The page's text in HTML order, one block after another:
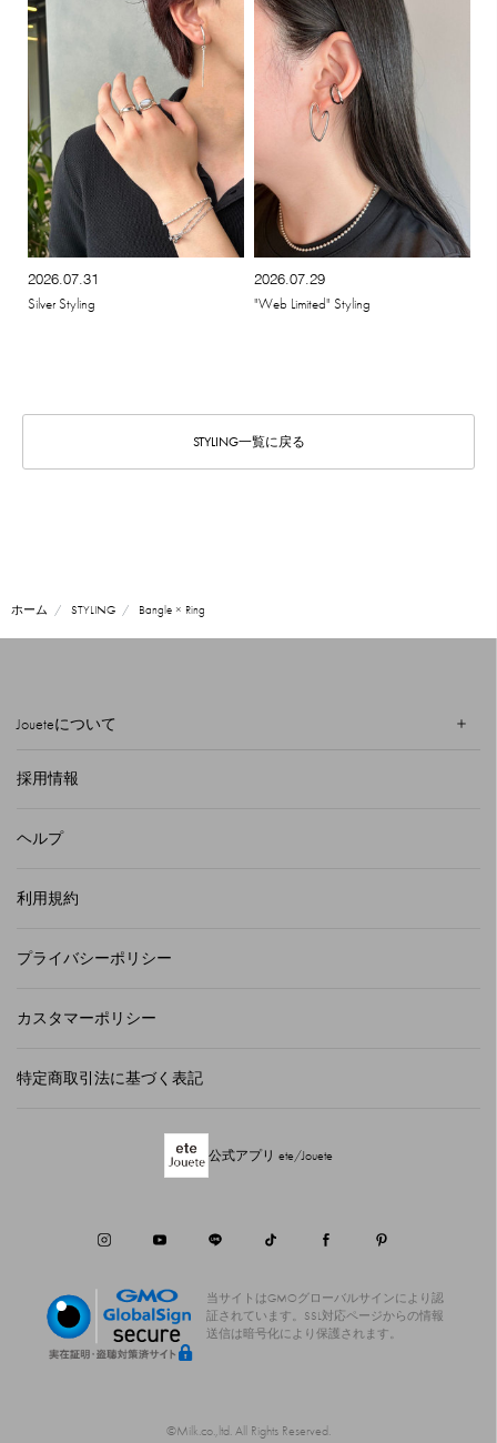
2026.07.31
Silver Styling
2026.07.29
"Web Limited" Styling
STYLING一覧に戻る
ホーム STYLING Bangle × Ring
Joueteについて
採用情報
ヘルプ
利用規約
プライバシーポリシー
カスタマーポリシー
特定商取引法に基づく表記
公式アプリ ete/Jouete
当サイトはGMOグローバルサインにより認
証されています。
SSL対応ページからの情報
送信は暗号化により保護されます。
©Milk.co.,ltd. All Rights Reserved.